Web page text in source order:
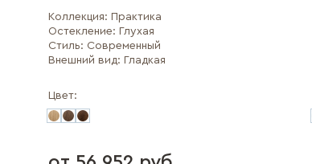
Коллекция: Практика
Остекление: Глухая
Стиль: Современный
Внешний вид: Гладкая
Цвет: